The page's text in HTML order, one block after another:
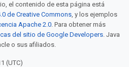
el contenido de esta página está
de Creative Commons, y los ejemplos
Apache 2.0. Para obtener más
del sitio de Google Developers. Java
o sus afiliados.
(UTC)